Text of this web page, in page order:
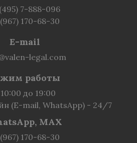
7-888-096
(967) 170-68-30
E-mail
legal.com
работы
до 19:00
(E-mail, WhatsApp) - 24/7
MAX
(967) 170-68-30